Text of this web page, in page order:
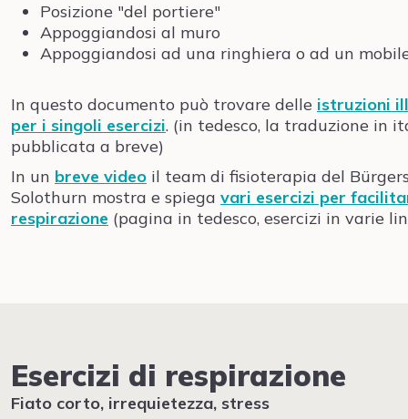
Posizione "del portiere"
Appoggiandosi al muro
Appoggiandosi ad una ringhiera o ad un
In questo documento può trovare delle istruzioni
per i singoli esercizi. (in tedesco, la traduzione in
pubblicata a breve)
In un breve video il team di fisioterapia del
Solothurn mostra e spiega vari esercizi per
respirazione (pagina in tedesco, esercizi in varie
Esercizi di respirazione
Fiato corto, irrequietezza, stress